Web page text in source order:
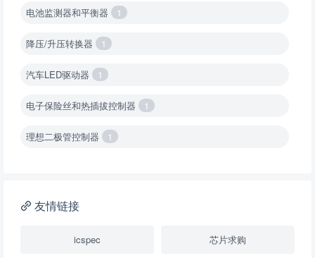
电池监测器和平衡器 1
降压/升压转换器 1
汽车LED驱动器 1
电子保险丝和热插拔控制器 1
理想二极管控制器 1
降压转换器（继承开关）
友情链接
icspec 芯片求购